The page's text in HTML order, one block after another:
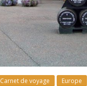
Carnet de voyage Europe